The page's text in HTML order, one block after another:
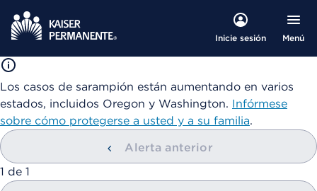
Inicie sesión Menú
Los casos de sarampión están aumentando en varios
estados, incluidos Oregon y Washington. Infórmese
sobre cómo protegerse a usted y a su familia.
Alerta anterior
mostrando
1 de 1